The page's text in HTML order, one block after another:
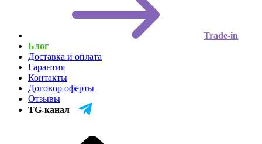
Trade-in
Блог
Доставка и оплата
Гарантия
Контакты
Договор оферты
Отзывы
TG-канал